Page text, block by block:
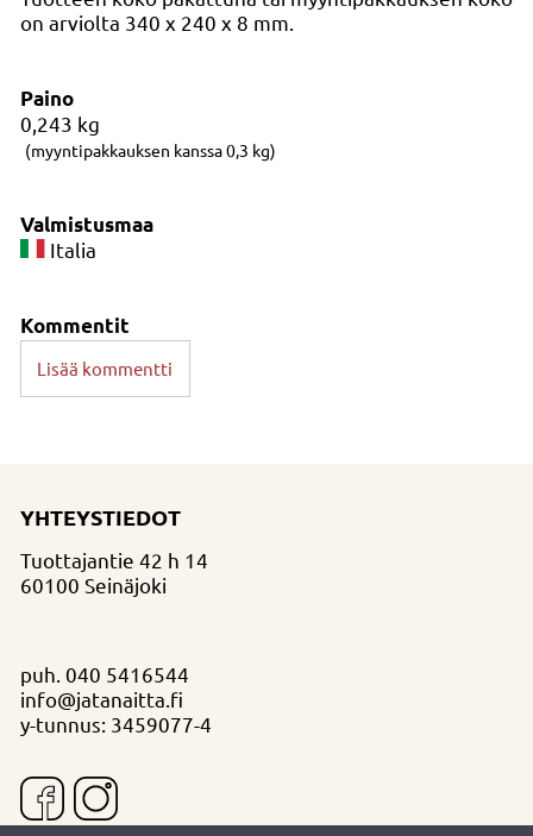
on arviolta 340 x 240 x 8 mm.
Paino
0,243 kg
(myyntipakkauksen kanssa 0,3 kg)
Valmistusmaa
Italia
Kommentit
Lisää kommentti
YHTEYSTIEDOT
Tuottajantie 42 h 14
60100 Seinäjoki
puh. 040 5416544
info@jatanaitta.fi
y-tunnus: 3459077-4